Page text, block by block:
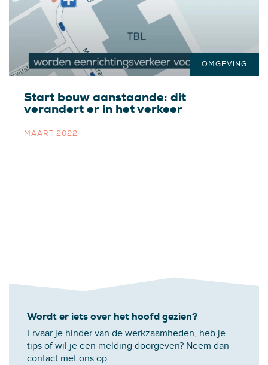
Start bouw aanstaande: dit
verandert er in het verkeer
MAART 2022
OMGEVING
Wordt er iets over het hoofd gezien?
Ervaar je hinder van de werkzaamheden, heb je
tips of wil je een melding doorgeven? Neem dan
contact met ons op.